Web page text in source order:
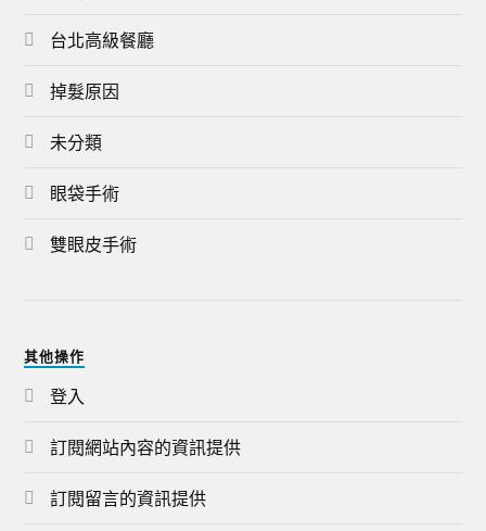
台北高級餐廳
掉髮原因
未分類
眼袋手術
雙眼皮手術
其他操作
登入
訂閱網站內容的資訊提供
訂閱留言的資訊提供